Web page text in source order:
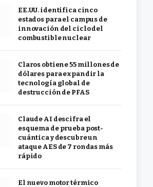
EE.UU. identifica cinco
estados para el campus de
innovación del ciclo del
combustible nuclear
Claros obtiene 55 millones de
dólares para expandir la
tecnología global de
destrucción de PFAS
Claude AI descifra el
esquema de prueba post-
cuántica y descubre un
ataque AES de 7 rondas más
rápido
El nuevo motor térmico